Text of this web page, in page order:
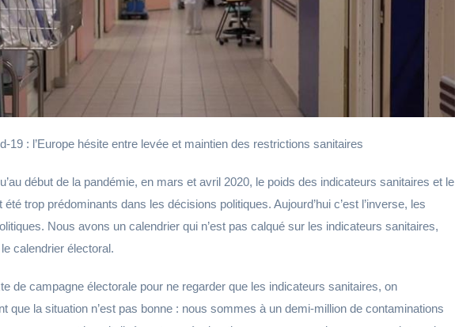
19 : l’Europe hésite entre levée et maintien des restrictions sanitaires
début de la pandémie, en mars et avril 2020, le poids des indicateurs sanitaires et le
trop prédominants dans les décisions politiques. Aujourd’hui c’est l’inverse, les
Nous avons un calendrier qui n’est pas calqué sur les indicateurs sanitaires,
calendrier électoral.
de campagne électorale pour ne regarder que les indicateurs sanitaires, on
que la situation n’est pas bonne : nous sommes à un demi-million de contaminations